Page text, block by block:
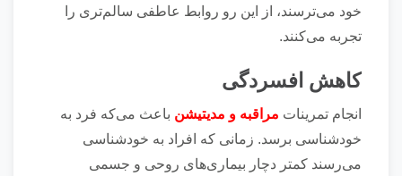
خود می‌ترسند، از این رو روابط عاطفی سالم‌تری را
تجربه می‌کنند.
کاهش افسردگی
انجام تمرینات مراقبه و مدیتیشن باعث می‌که فرد به
خودشناسی برسد. زمانی که افراد به خودشناسی
می‌رسند کمتر دچار بیماری‌های روحی و جسمی